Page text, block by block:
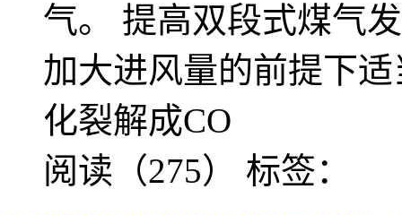
气。 提高双段式煤气
加大进风量的前提下
化裂解成CO
阅读（275） 标签：